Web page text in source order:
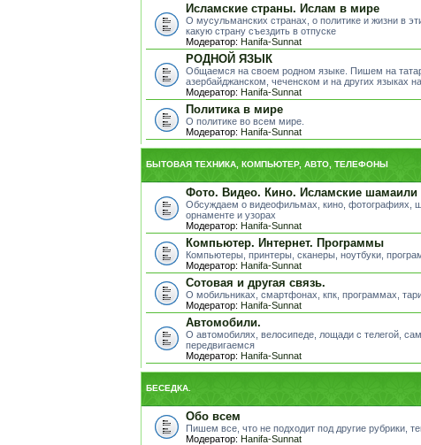
Исламские страны. Ислам в мире
О мусульманских странах, о политике и жизни в
какую страну съездить в отпуске
Модератор: Hanifa-Sunnat
РОДНОЙ ЯЗЫК
Общаемся на своем родном языке. Пишем на
азербайджанском, чеченском и на других языках
Модератор: Hanifa-Sunnat
Политика в мире
О политике во всем мире.
Модератор: Hanifa-Sunnat
БЫТОВАЯ ТЕХНИКА, КОМПЬЮТЕР, АВТО, ТЕЛЕФОНЫ
Фото. Видео. Кино. Исламские шамаили
Обсуждаем о видеофильмах, кино, фотографиях,
орнаменте и узорах
Модератор: Hanifa-Sunnat
Компьютер. Интернет. Программы
Компьютеры, принтеры, сканеры, ноутбуки,
Модератор: Hanifa-Sunnat
Сотовая и другая связь.
О мобильниках, смартфонах, кпк, программах,
Модератор: Hanifa-Sunnat
Автомобили.
О автомобилях, велосипеде, лощади с телегой,
передвигаемся
Модератор: Hanifa-Sunnat
БЕСЕДКА.
Обо всем
Пишем все, что не подходит под другие рубрики,
Модератор: Hanifa-Sunnat